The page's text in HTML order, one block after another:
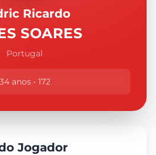
Ricardo
SOARES
Portugal
34 anos • 172
Jogador